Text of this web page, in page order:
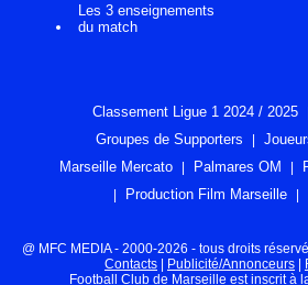
Les 3 enseignements
du match
Classement Ligue 1 2024 / 2025
Groupes de Supporters
Marseille Mercato
Palmares OM
Production Film Marseille
@ MFC MEDIA - 2000-2026 - tous droits
Contacts
Publicité/Annonceurs
Football Club de Marseille est inscrit à